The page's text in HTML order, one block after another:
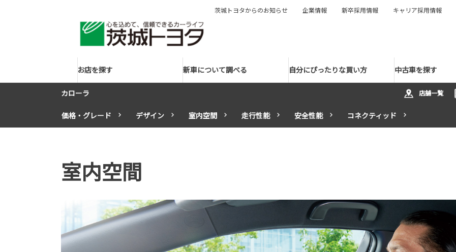
お店を探す 新車について調べる 自分にぴったりな買い方 中古車を探す
茨城トヨタからのお知らせ 企業情報 新卒採用情報 キャリア採用情報
カローラ 店舗一覧
価格・グレード デザイン 室内空間 走行性能 安全性能 コネクティッド
室内空間